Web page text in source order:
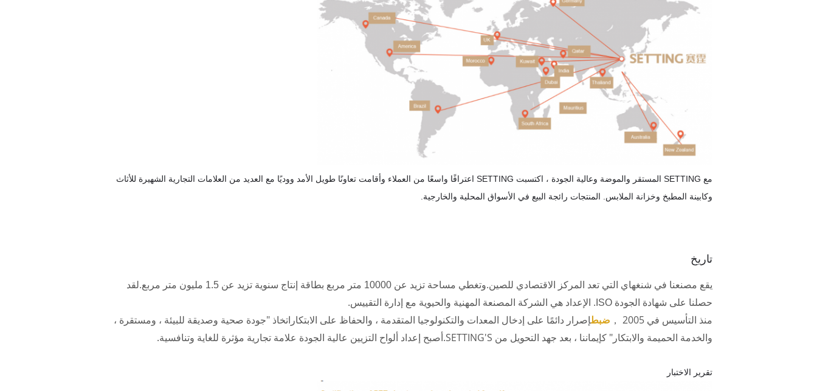
مع SETTING المستقر والموضة وعالية الجودة ، اكتسبت SETTING اعترافًا واسعًا من العملاء وأقامت تعاونًا طويل الأمد ووديًا مع العديد من العلامات التجارية الشهيرة للأثاث
وكابينة المطبخ وخزانة الملابس. المنتجات رائجة البيع في الأسواق المحلية والخارجية.
تاريخ
يقع مصنعنا في شنغهاي التي تعد المركز الاقتصادي للصين.وتغطي مساحة تزيد عن 10000 متر مربع بطاقة إنتاج سنوية تزيد عن 1.5 مليون متر مربع.لقد
حصلنا على شهادة الجودة ISO. الإعداد هي الشركة المصنعة المهنية والحيوية مع إدارة التقييس.
منذ التأسيس في 2005 ， ضبطإصرار دائمًا على إدخال المعدات والتكنولوجيا المتقدمة ، والحفاظ على الابتكاراتخاذ "جودة صحية وصديقة للبيئة ، ومستقرة ،
والخدمة الحميمة والابتكار" كإيماننا ، بعد جهد التحويل من SETTING'S.أصبح إعداد ألواح التزيين عالية الجودة علامة تجارية مؤثرة للغاية وتنافسية.
تقرير الاختبار